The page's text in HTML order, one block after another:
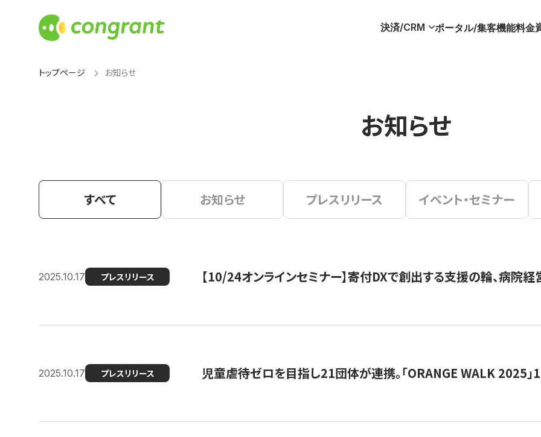
決済/CRM ポータル/集客機能料金
トップページ お知らせ
お知らせ
すべて お知らせ プレスリリース イベント・セミナー
2025.10.17 プレスリリース 【10/24オンラインセミナー】寄付DXで創出する支援の輪、病院
2025.10.17 プレスリリース 児童虐待ゼロを目指し21団体が連携。「ORANGE WALK 2025」